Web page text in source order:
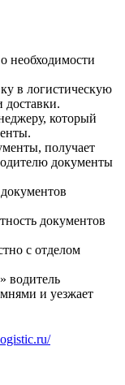
необходимости
в логистическую
доставки.
который
получает
документы
документов
с отделом
водитель
и уезжает